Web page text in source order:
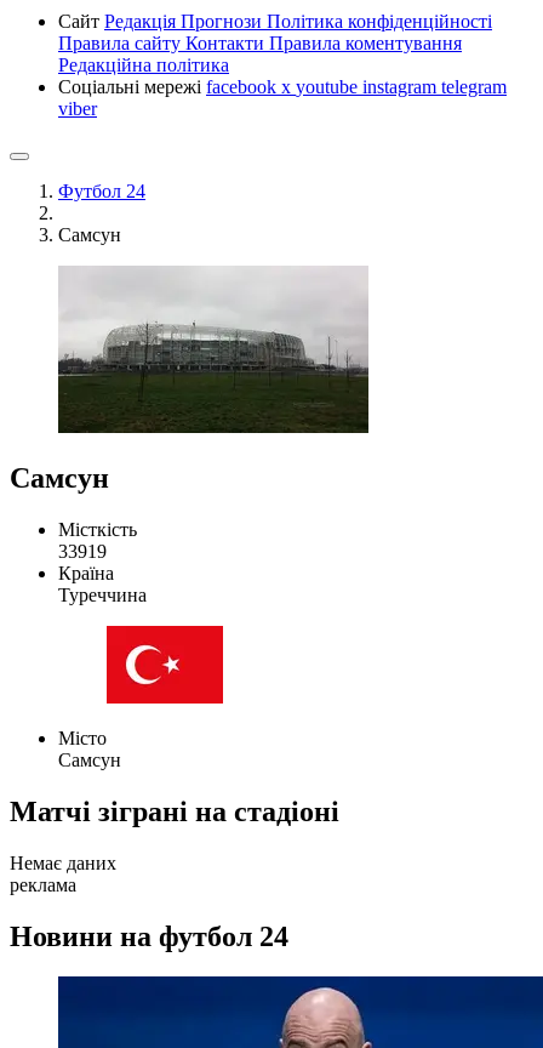
Сайт Редакція Прогнози Політика конфіденційності
Правила сайту Контакти Правила коментування
Редакційна політика
Соціальні мережі facebook x youtube instagram telegram
viber
Футбол 24
Самсун
Самсун
Місткість
33919
Країна
Туреччина
Місто
Самсун
Матчі зіграні на стадіоні
Немає даних
реклама
Новини на футбол 24